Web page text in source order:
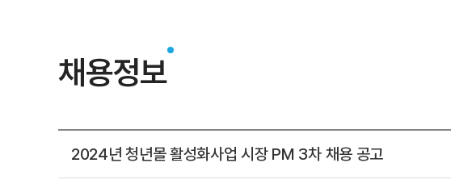
채용정보
2024년 청년몰 활성화사업 시장 PM 3차 채용 공고